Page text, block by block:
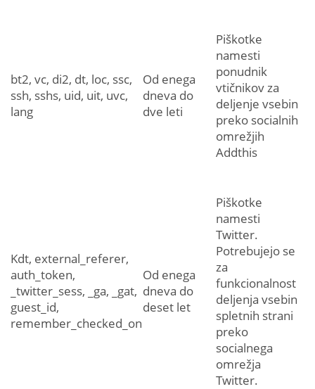
bt2, vc, di2, dt, loc, ssc,
ssh, sshs, uid, uit, uvc,
lang
Od enega
dneva do
dve leti
Piškotke
namesti
ponudnik
vtičnikov za
deljenje vsebin
preko socialnih
omrežjih
Addthis
Kdt, external_referer,
auth_token,
_twitter_sess, _ga, _gat,
guest_id,
remember_checked_on
Od enega
dneva do
deset let
Piškotke
namesti
Twitter.
Potrebujejo se
za
funkcionalnost
deljenja vsebin
spletnih strani
preko
socialnega
omrežja
Twitter.